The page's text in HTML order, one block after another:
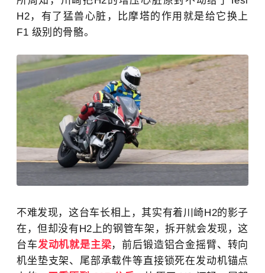
H2，有了猛兽心脏，比摩塔的作用就是给它换上
F1 级别的骨骼。
不难发现，这台车长相上，其实有着川崎H2的影子
在，但却没有H2上的钢管车架，拆开就会发现，这
台车发动机就是主梁，前后锻造铝合金摇臂、转向
机坐垫支架、尾部承载件等直接锁死在发动机锚点